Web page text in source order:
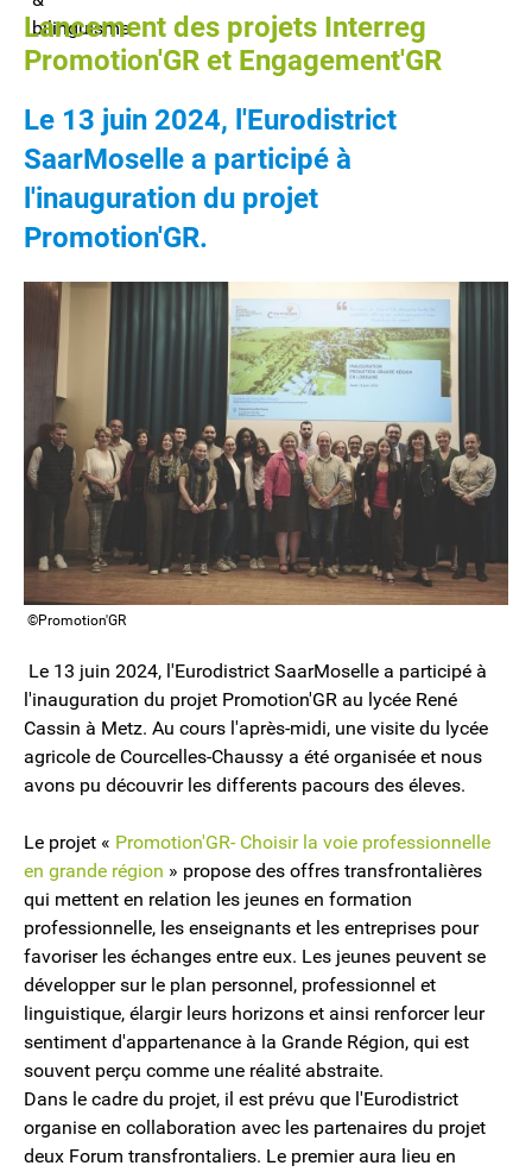
Lancement des projets Interreg
Promotion'GR et Engagement'GR
Le 13 juin 2024, l'Eurodistrict
SaarMoselle a participé à
l'inauguration du projet
Promotion'GR.
©Promotion'GR
Le 13 juin 2024, l'Eurodistrict SaarMoselle a participé à
l'inauguration du projet Promotion'GR au lycée René
Cassin à Metz. Au cours l'après-midi, une visite du lycée
agricole de Courcelles-Chaussy a été organisée et nous
avons pu découvrir les differents pacours des éleves.
Le projet « Promotion'GR- Choisir la voie professionnelle
en grande région » propose des offres transfrontalières
qui mettent en relation les jeunes en formation
professionnelle, les enseignants et les entreprises pour
favoriser les échanges entre eux. Les jeunes peuvent se
développer sur le plan personnel, professionnel et
linguistique, élargir leurs horizons et ainsi renforcer leur
sentiment d'appartenance à la Grande Région, qui est
souvent perçu comme une réalité abstraite.
Dans le cadre du projet, il est prévu que l'Eurodistrict
organise en collaboration avec les partenaires du projet
deux Forum transfrontaliers. Le premier aura lieu en